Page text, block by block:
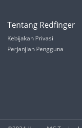
Tentang Redfinger
Kebijakan Privasi
Perjanjian Pengguna